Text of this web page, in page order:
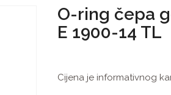
O-ring čepa
E 1900-14 TL
Cijena je informativnog